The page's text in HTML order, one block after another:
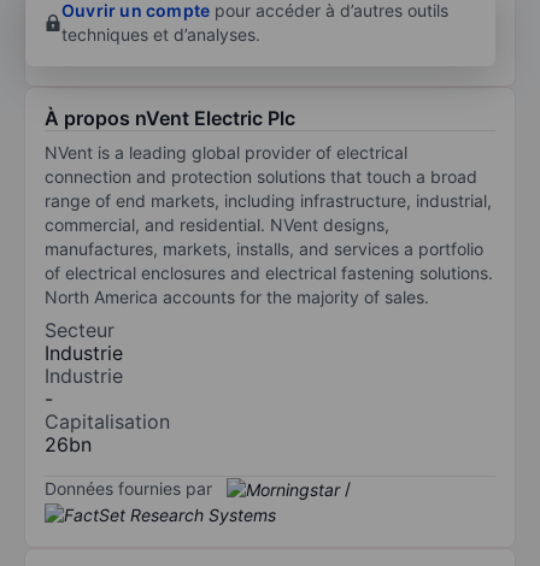
Ouvrir un compte pour accéder à d’autres outils
techniques et d’analyses.
À propos nVent Electric Plc
NVent is a leading global provider of electrical
connection and protection solutions that touch a broad
range of end markets, including infrastructure, industrial,
commercial, and residential. NVent designs,
manufactures, markets, installs, and services a portfolio
of electrical enclosures and electrical fastening solutions.
North America accounts for the majority of sales.
Secteur
Industrie
Industrie
-
Capitalisation
26bn
Données fournies par /